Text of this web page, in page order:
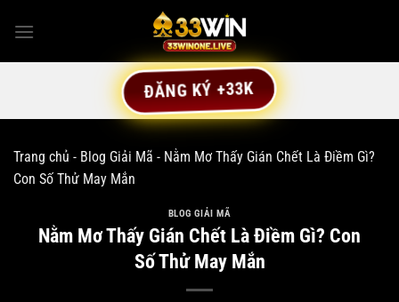
qua
ĐĂNG KÝ +33K
Trang chủ - Blog Giải Mã - Nằm Mơ Thấy Gián Chết Là Điềm Gì?
Con Số Thử May Mắn
BLOG GIẢI MÃ
Nằm Mơ Thấy Gián Chết Là Điềm Gì? Con
Số Thử May Mắn